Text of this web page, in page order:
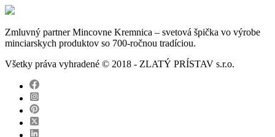
Zmluvný partner Mincovne Kremnica – svetová špička vo výrobe
minciarskych produktov so 700-ročnou tradíciou.
Všetky práva vyhradené © 2018 - ZLATÝ PRÍSTAV s.r.o.